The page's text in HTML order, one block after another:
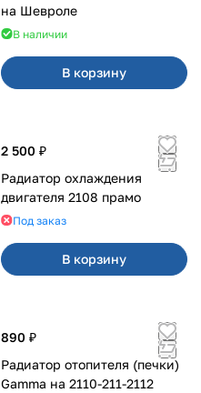
на Шевроле
В наличии
В корзину
2 500 ₽
Радиатор охлаждения
двигателя 2108 прамо
Под заказ
В корзину
890 ₽
Радиатор отопителя (печки)
Gamma на 2110-211-2112